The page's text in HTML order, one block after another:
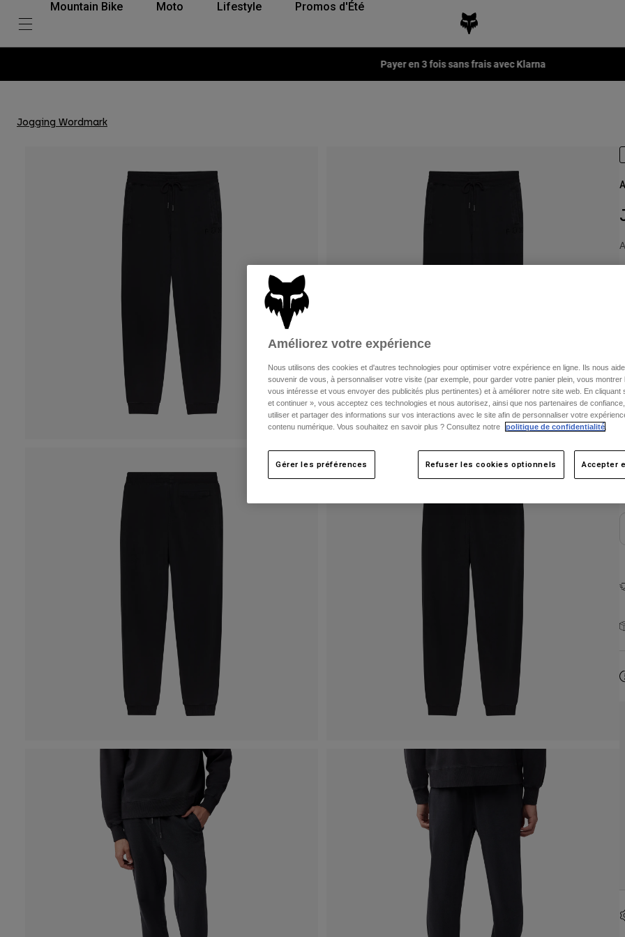
Mountain Bike Moto Lifestyle Promos d'Été
Payer en 3 fois sans frais avec Klarna
Jogging Wordmark
Améliorez votre expérience
Nous utilisons des cookies et d'autres technologies pour optimiser votre expérience en ligne. Ils nous
souvenir de vous, à personnaliser votre visite (par exemple, pour garder votre panier plein, vous montrer
vous intéresse et vous envoyer des publicités plus pertinentes) et à améliorer notre site web. En cliquant
et continuer », vous acceptez ces technologies et nous autorisez, ainsi que nos partenaires de confiance,
utiliser et partager des informations sur vos interactions avec le site afin de personnaliser votre
contenu numérique. Vous souhaitez en savoir plus ? Consultez notre
politique de confidentialité
Gérer les préférences Refuser les cookies optionnels Accepter